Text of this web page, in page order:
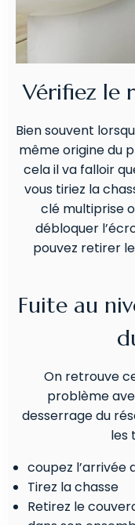
Vérifiez le
Bien souvent
même origine du
cela il va falloir
vous tiriez la
clé multiprise
débloquer
pouvez retirer
Fuite au
On retrouve
problème
desserrage du
les
coupez l’arrivée
Tirez la chasse
Retirez le